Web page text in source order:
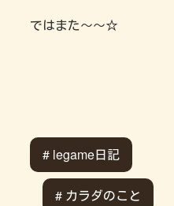
ではまた～～☆
# legame日記
# カラダのこと